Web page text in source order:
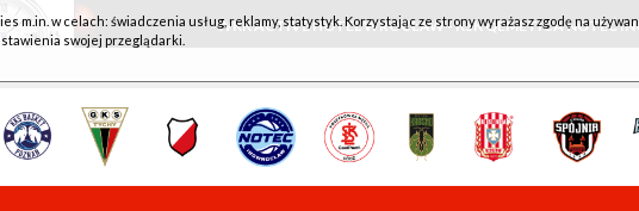
WKK ACTIVE HOTEL WROCŁAW - KSK QEMETICA NOTEĆ
m.in. w celach: świadczenia usług, reklamy, statystyk. Korzystając ze strony wyrażasz zgodę na
swojej przeglądarki.